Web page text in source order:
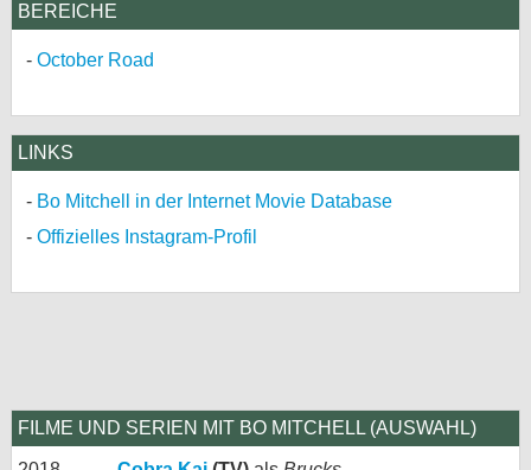
BEREICHE
October Road
LINKS
Bo Mitchell in der Internet Movie Database
Offizielles Instagram-Profil
FILME UND SERIEN MIT BO MITCHELL (AUSWAHL)